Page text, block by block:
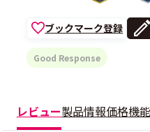
ブックマーク登録
Good Response
レビュー製品情報価格機能